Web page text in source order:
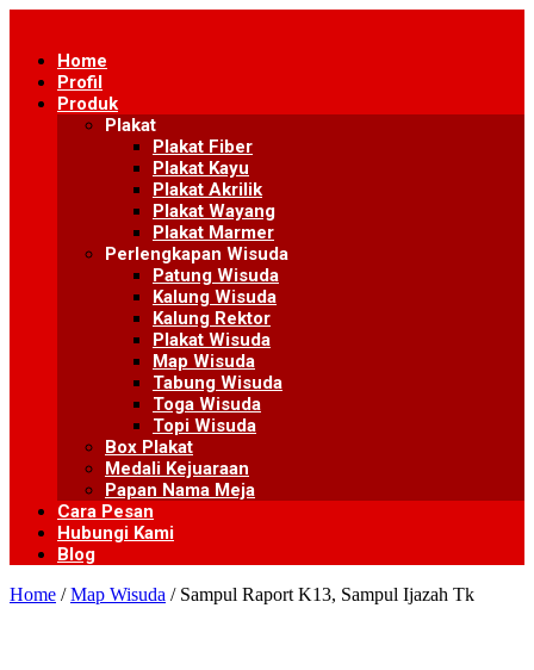
contentHome
Profil
Produk
Plakat
Plakat Fiber
Plakat Kayu
Plakat Akrilik
Plakat Wayang
Plakat Marmer
Perlengkapan Wisuda
Patung Wisuda
Kalung Wisuda
Kalung Rektor
Plakat Wisuda
Map Wisuda
Tabung Wisuda
Toga Wisuda
Topi Wisuda
Box Plakat
Medali Kejuaraan
Papan Nama Meja
Cara Pesan
Hubungi Kami
Blog
Home /Map Wisuda / Sampul Raport K13, Sampul Ijazah Tk